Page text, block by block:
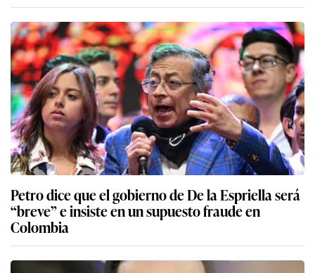
Petro dice que el gobierno de De la Espriella será
“breve” e insiste en un supuesto fraude en
Colombia